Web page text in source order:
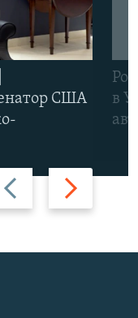
Вперед
США
в